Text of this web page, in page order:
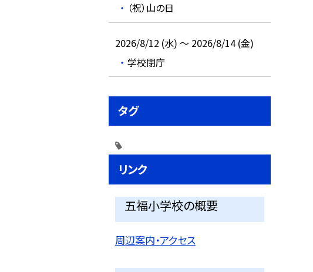
（祝）山の日
2026/8/12 (水) ～ 2026/8/14 (金)
学校閉庁
タグ
リンク
五福小学校の概要
周辺案内・アクセス